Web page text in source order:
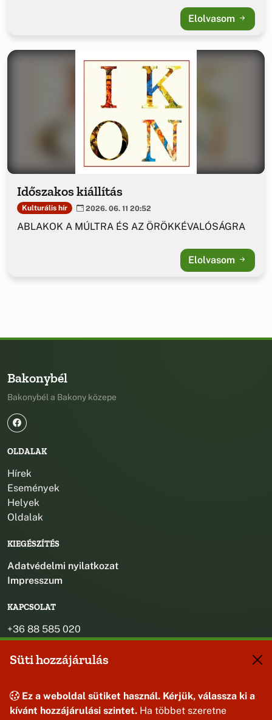
Elolvasom
Időszakos kiállítás
Kulturális hír 2026. 06. 11 20:52
ABLAKOK A MÚLTRA ÉS AZ ÖRÖKKÉVALÓSÁGRA
Elolvasom
Bakonybél
Bakonybél a Bakony közepe
OLDALAK
Hírek
Események
Helyek
Oldalak
KIEGÉSZÍTÉS
Adatvédelmi nyilatkozat
Impresszum
KAPCSOLAT
+36 88 585 020
+36 30 442 8024
titkarsag@bakonybel.hu
8427 Bakonybél, Pápai u. 7.
Süti hozzájárulás
Ez a weboldal sütiket használ. Kérjük, válassza ki a
kívánt hozzájárulási szintet. Ha többet szeretne